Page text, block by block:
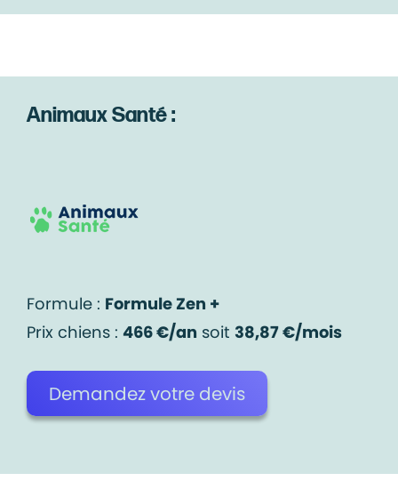
Animaux Santé :
Formule : Formule Zen +
Prix chiens : 466 €/an soit 38,87 €/mois
Demandez votre devis